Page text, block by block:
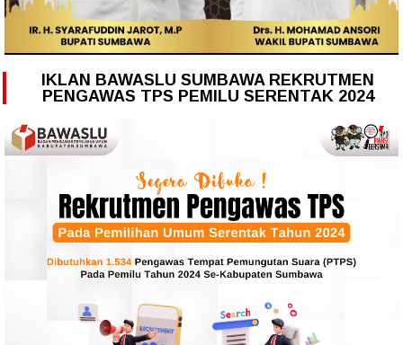
IKLAN BAWASLU SUMBAWA REKRUTMEN
PENGAWAS TPS PEMILU SERENTAK 2024